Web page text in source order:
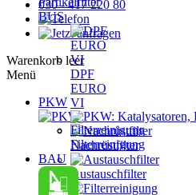
BUS
DPF
EURO
VI
Filterreinigung
BAU
030 - 417 220 80
Warenkorb leer
Menü
PKW
PKW: Katalysatoren,
Nachrüstfilter
Austauschfilter